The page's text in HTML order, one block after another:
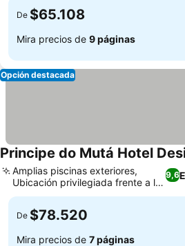
De $65.108
Mira precios de 9 páginas
Opción destacada
Principe do Mutá Hotel
9,6
Amplias piscinas exteriores,
Ubicación privilegiada frente a la
playa
De $78.520
Mira precios de 7 páginas